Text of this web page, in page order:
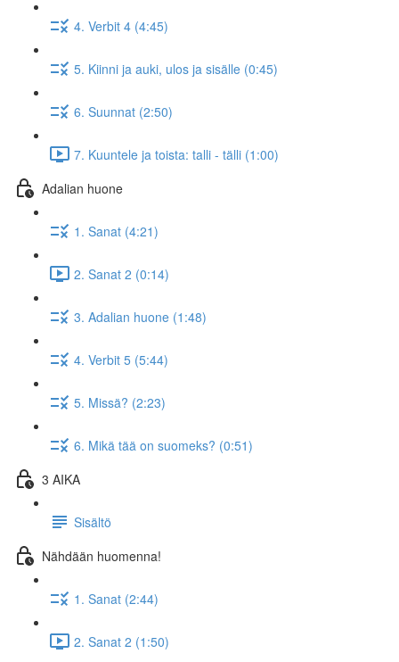
4. Verbit 4 (4:45)
5. Kiinni ja auki, ulos ja sisälle (0:45)
6. Suunnat (2:50)
7. Kuuntele ja toista: talli - tälli (1:00)
Adalian huone
1. Sanat (4:21)
2. Sanat 2 (0:14)
3. Adalian huone (1:48)
4. Verbit 5 (5:44)
5. Missä? (2:23)
6. Mikä tää on suomeks? (0:51)
3 AIKA
Sisältö
Nähdään huomenna!
1. Sanat (2:44)
2. Sanat 2 (1:50)